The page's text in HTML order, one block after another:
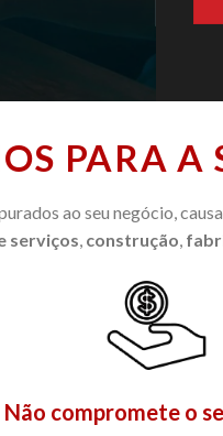
PARA A
ao seu negócio,
serviços construção
Não compromete o